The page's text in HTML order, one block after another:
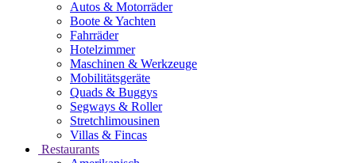
Autos & Motorräder
Boote & Yachten
Fahrräder
Hotelzimmer
Maschinen & Werkzeuge
Mobilitätsgeräte
Quads & Buggys
Segways & Roller
Stretchlimousinen
Villas & Fincas
Restaurants